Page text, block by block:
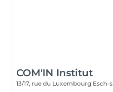
COM'IN Institut
13/17, rue du Luxembourg Esch-